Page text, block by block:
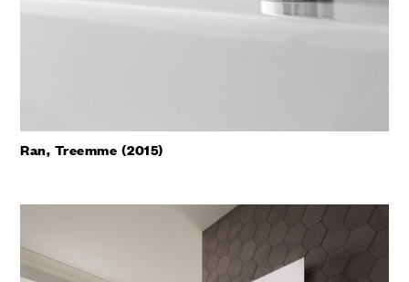
Ran, Treemme (2015)